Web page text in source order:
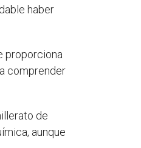
haber
proporciona
comprender
de
aunque